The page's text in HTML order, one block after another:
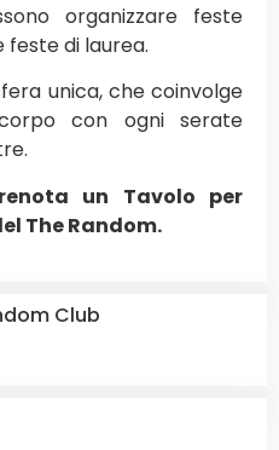
organizzare feste
feste di laurea.
unica, che coinvolge
con ogni serate
un Tavolo per
The Random.
Club